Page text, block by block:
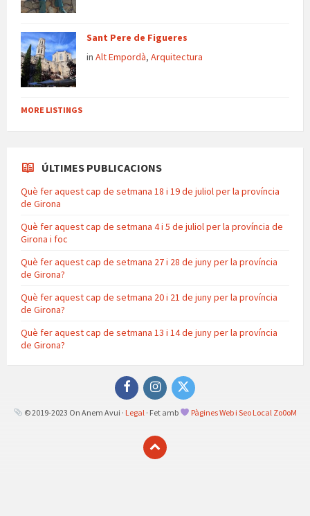
Sant Pere de Figueres
in Alt Empordà, Arquitectura
MORE LISTINGS
ÚLTIMES PUBLICACIONS
Què fer aquest cap de setmana 18 i 19 de juliol per la província
de Girona
Què fer aquest cap de setmana 4 i 5 de juliol per la província de
Girona i foc
Què fer aquest cap de setmana 27 i 28 de juny per la província
de Girona?
Què fer aquest cap de setmana 20 i 21 de juny per la província
de Girona?
Què fer aquest cap de setmana 13 i 14 de juny per la província
de Girona?
FacebookInstagramTwitter
© 2019-2023 On Anem Avui · Legal · Fet amb Pàgines Web i Seo Local Zo0oM